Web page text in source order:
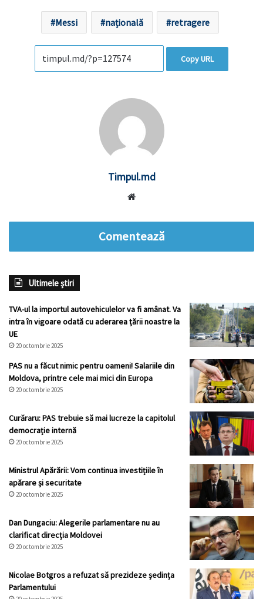
Messi națională retragere
Copy URL
Timpul.md
Comentează
Ultimele știri
TVA-ul la importul autovehiculelor va fi amânat. Va
intra în vigoare odată cu aderarea țării noastre la
UE
20 octombrie 2025
PAS nu a făcut nimic pentru oameni! Salariile din
Moldova, printre cele mai mici din Europa
20 octombrie 2025
Curăraru: PAS trebuie să mai lucreze la capitolul
democrație internă
20 octombrie 2025
Ministrul Apărării: Vom continua investițiile în
apărare și securitate
20 octombrie 2025
Dan Dungaciu: Alegerile parlamentare nu au
clarificat direcția Moldovei
20 octombrie 2025
Nicolae Botgros a refuzat să prezideze ședința
Parlamentului